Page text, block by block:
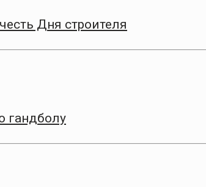
Дня строителя
гандболу